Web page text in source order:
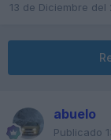
13 de Diciembre del
abuelo
Publicado